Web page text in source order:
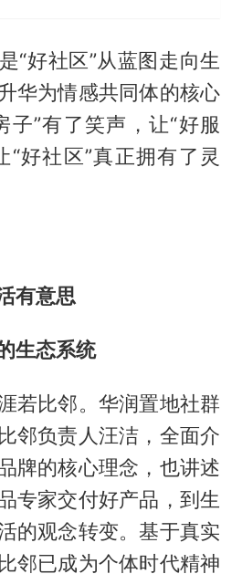
“好社区”从蓝图走向生
华为情感共同体的核心
子”有了笑声，让“好服
“好社区”真正拥有了灵
有意思
生态系统
若比邻。华润置地社群
邻负责人汪洁，全面介
牌的核心理念，也讲述
专家交付好产品，到生
的观念转变。基于真实
邻已成为个体时代精神